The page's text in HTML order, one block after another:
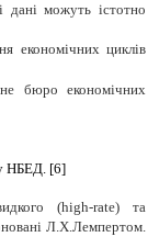
дані можуть істотно
економічних циклів
бюро економічних
НБЕД. [6]
(high-rate) та
Л.Х.Лемпертом.